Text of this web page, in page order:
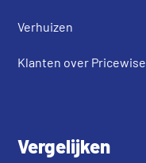
Verhuizen
Klanten over Pricewise
Vergelijken